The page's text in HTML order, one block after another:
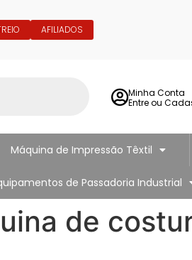
AFILIADOS
Minha Conta
Entre ou
Máquina de Impressão Têxtil
de Passadoria Industrial
de